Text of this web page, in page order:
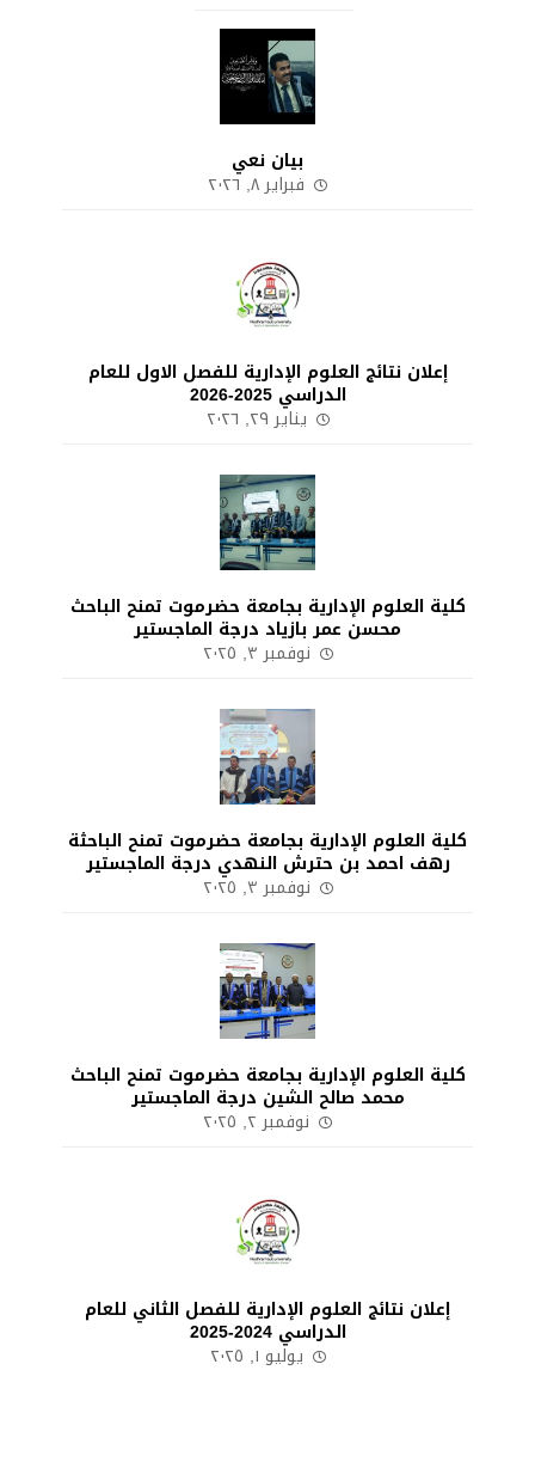
بيان نعي
فبراير ٨, ٢٠٢٦
إعلان نتائج العلوم الإدارية للفصل الاول للعام
الدراسي 2025-2026
يناير ٢٩, ٢٠٢٦
كلية العلوم الإدارية بجامعة حضرموت تمنح الباحث
محسن عمر بازياد درجة الماجستير
نوفمبر ٣, ٢٠٢٥
كلية العلوم الإدارية بجامعة حضرموت تمنح الباحثة
رهف احمد بن حترش النهدي درجة الماجستير
نوفمبر ٣, ٢٠٢٥
كلية العلوم الإدارية بجامعة حضرموت تمنح الباحث
محمد صالح الشين درجة الماجستير
نوفمبر ٢, ٢٠٢٥
إعلان نتائج العلوم الإدارية للفصل الثاني للعام
الدراسي 2024-2025
يوليو ١, ٢٠٢٥